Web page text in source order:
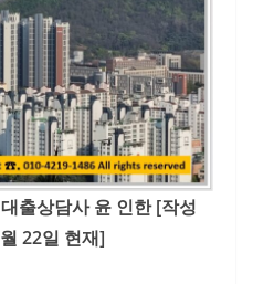
출상담사 윤 인한 [작성
22일 현재]